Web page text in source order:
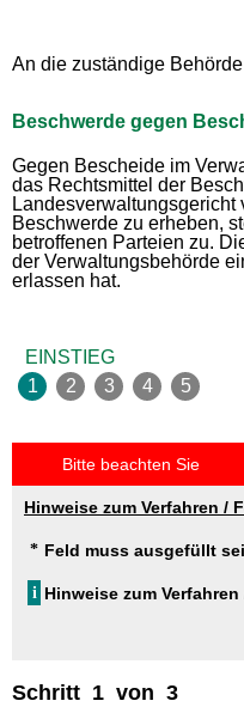
An die zuständige Behörde
Beschwerde gegen
Gegen Bescheide im
das Rechtsmittel der
Beschwerde zu erheben,
betroffenen Parteien zu.
der Verwaltungsbehörde
erlassen hat.
EINSTIEG
Bitte beachten Sie
Hinweise zum Verfahren /
* Feld muss ausgefüllt
i Hinweise zum
Schritt 1 von 3